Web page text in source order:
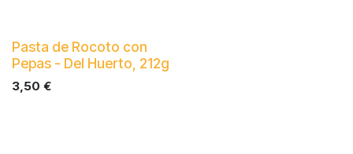
Pasta de Rocoto con
Pepas - Del Huerto, 212g
3,50 €